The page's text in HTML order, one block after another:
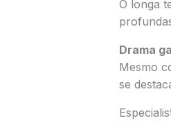
O longa
Drama
Mesmo
se